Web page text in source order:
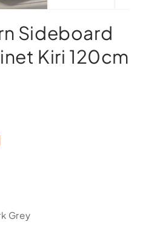
Sideboard
Kiri 120cm
Grey